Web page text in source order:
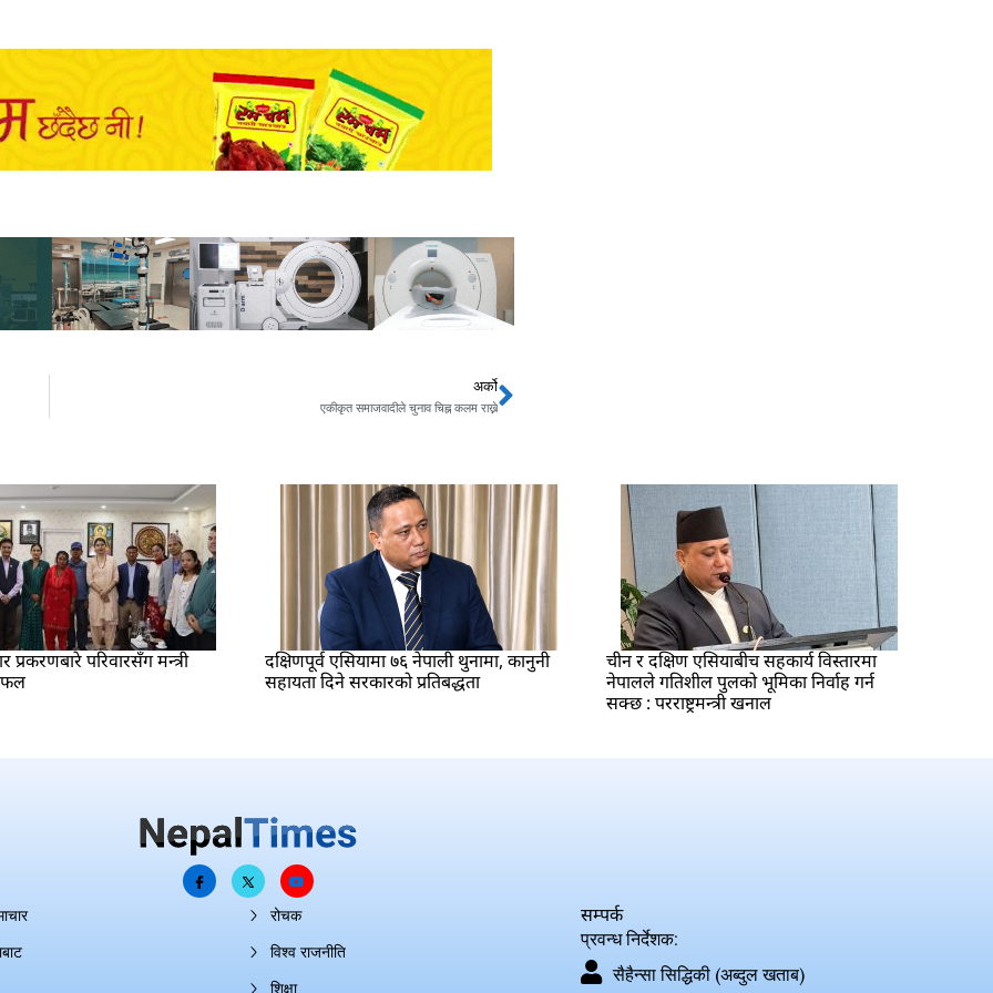
अर्को
एकीकृत समाजवादीले चुनाव चिह्न कलम राख्नेNext
प्रकरणबारे परिवारसँग मन्त्री
दक्षिणपूर्व एसियामा ७६ नेपाली थुनामा, कानुनी
सहायता दिने सरकारको प्रतिबद्धता
चीन र दक्षिण एसियाबीच सहकार्य विस्तारमा
नेपालले गतिशील पुलको भूमिका निर्वाह गर्न
सक्छ : परराष्ट्रमन्त्री खनाल
रोचक
विश्व राजनीति
शिक्षा
सम्पर्क
प्रवन्ध निर्देशक:
सैहैन्सा सिद्धिकी (अब्दुल खताब)